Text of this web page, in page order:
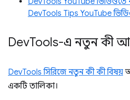
DevTools Tips YouTube
DevTools-এ নতুন কী
DevTools সিরিজে নতুন কী কী বিষয়
একটি তালিকা।